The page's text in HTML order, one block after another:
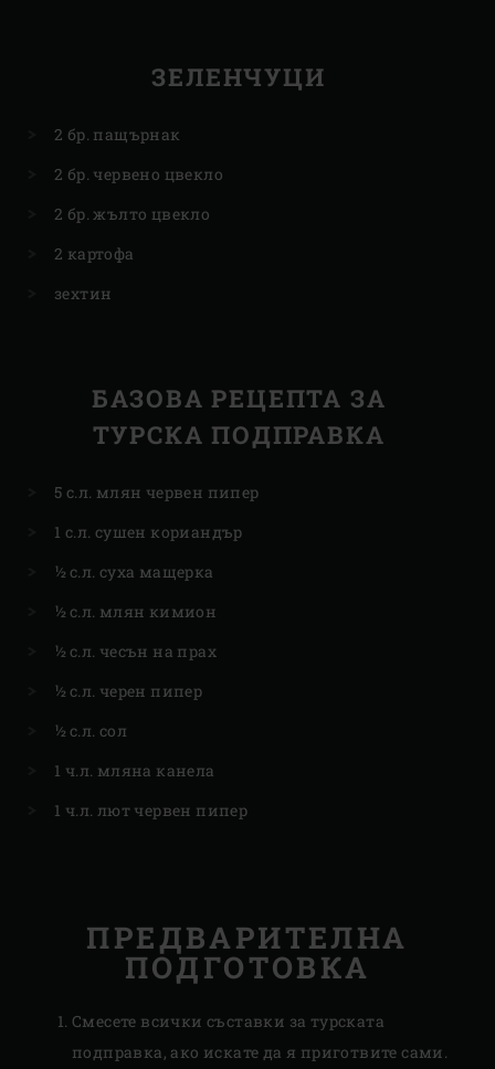
ЗЕЛЕНЧУЦИ
2 бр. пащърнак
2 бр. червено цвекло
2 бр. жълто цвекло
2 картофа
зехтин
БАЗОВА РЕЦЕПТА ЗА
ТУРСКА ПОДПРАВКА
5 с.л. млян червен пипер
1 с.л. сушен кориандър
½ с.л. суха мащерка
½ с.л. млян кимион
½ с.л. чесън на прах
½ с.л. черен пипер
½ с.л. сол
1 ч.л. мляна канела
1 ч.л. лют червен пипер
ПРЕДВАРИТЕЛНА
ПОДГОТОВКА
Смесете всички съставки за турската
подправка, ако искате да я приготвите сами.